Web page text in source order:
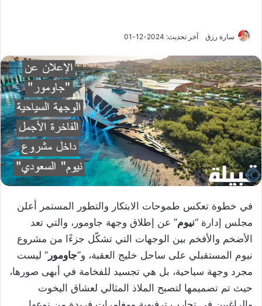
سارة رزق آخر تحديث: 2024-12-01
في خطوة تعكس طموحات الابتكار والتطور المستمر أعلن
مجلس إدارة “نيوم” عن إطلاق وجهة جاومور، والتي تعد
الأضخم والأفخم بين الوجهات التي تشكّل جزءًا من مشروع
نيوم المستقبلي على ساحل خليج العقبة، و”جاومور ” ليست
مجرد وجهة سياحية، بل هي تجسيد للفخامة في أبهى صورها،
حيث تم تصميمها لتصبح الملاذ المثالي لعشاق اليخوت